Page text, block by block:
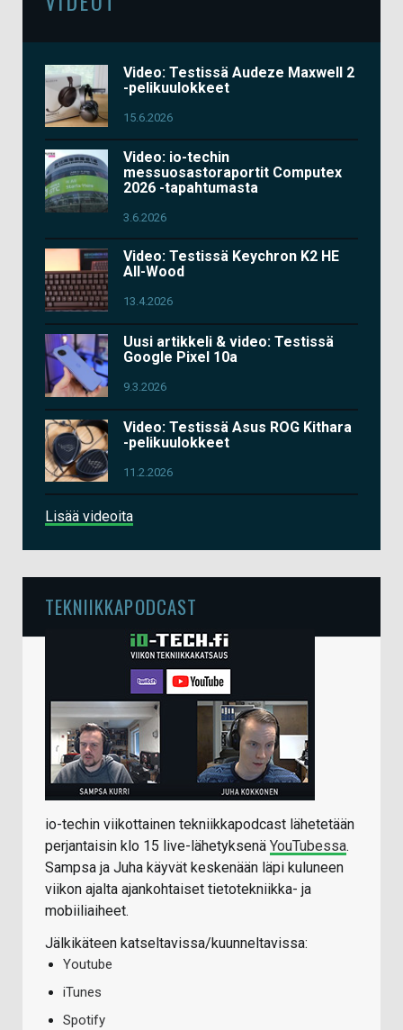
Video: Testissä Audeze Maxwell 2
-pelikuulokkeet
15.6.2026
Video: io-techin
messuosastoraportit Computex
2026 -tapahtumasta
3.6.2026
Video: Testissä Keychron K2 HE
All-Wood
13.4.2026
Uusi artikkeli & video: Testissä
Google Pixel 10a
9.3.2026
Video: Testissä Asus ROG Kithara
-pelikuulokkeet
11.2.2026
Lisää videoita
TEKNIIKKAPODCAST
io-techin viikottainen tekniikkapodcast lähetetään
perjantaisin klo 15 live-lähetyksenä YouTubessa.
Sampsa ja Juha käyvät keskenään läpi kuluneen
viikon ajalta ajankohtaiset tietotekniikka- ja
mobiiliaiheet.
Jälkikäteen katseltavissa/kuunneltavissa:
Youtube
iTunes
Spotify